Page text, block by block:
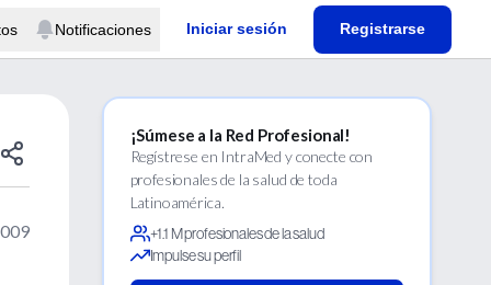
Notificaciones Iniciar sesión Registrarse
¡Súmese a la Red Profesional!
Regístrese en IntraMed y conecte con
profesionales de la salud de toda
Latinoamérica.
+1.1 M profesionales de la salud
Impulse su perfil